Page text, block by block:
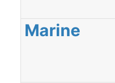
Marine